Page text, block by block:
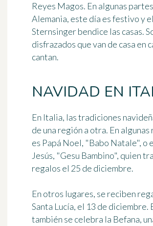
Reyes Magos. En algunas
Alemania, este día es festivo y el
Sternsingerbendice las casas.
disfrazados que van de casa en
cantan.
NAVIDAD EN
En Italia, las tradiciones
de una región a otra. En
es Papá Noel, "Babo Natale", o
Jesús, "Gesu Bambino", quien
regalos el 25 de diciembre.
En otros lugares, se reciben
Santa Lucía, el 13 de diciembre.
también se celebra la Befana,